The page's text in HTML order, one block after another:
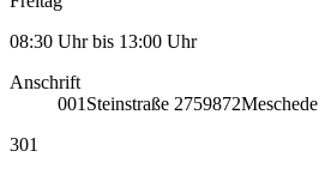
08:30 Uhr bis 13:00 Uhr
Anschrift
001 Steinstraße 2759872Meschede
301